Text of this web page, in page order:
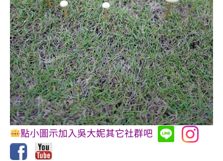
點小圖示加入吳大妮其它社群吧